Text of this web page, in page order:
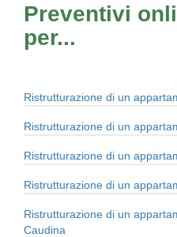
Preventivi
per...
Ristrutturazione di un
Ristrutturazione di un
Ristrutturazione di un
Ristrutturazione di un
Ristrutturazione di un
Caudina